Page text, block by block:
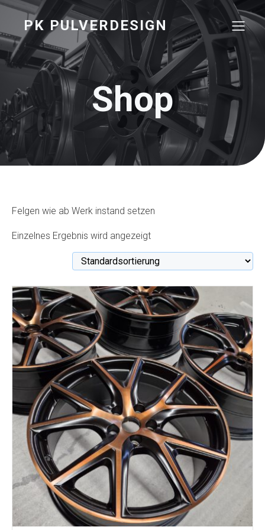
PK PULVERDESIGN
Shop
Felgen wie ab Werk instand setzen
Einzelnes Ergebnis wird angezeigt